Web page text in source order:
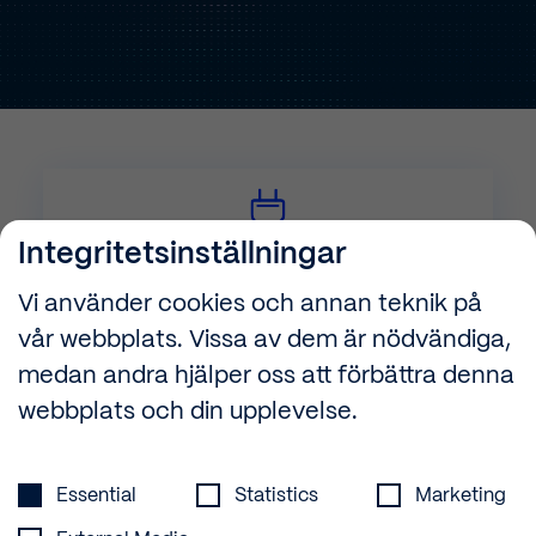
El
Mer om det
Mer om det
Integritetsinställningar
Vi använder cookies och annan teknik på
vår webbplats. Vissa av dem är nödvändiga,
medan andra hjälper oss att förbättra denna
webbplats och din upplevelse.
Essential Statistics Marketing